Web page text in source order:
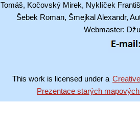
Tomáš, Kočovský Mirek, Nyklíček
Šebek Roman, Šmejkal Alexandr,
Webmaster:
This work is licensed under a
Prezentace starých